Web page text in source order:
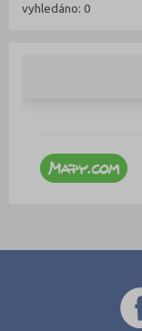
vyhledáno: 0